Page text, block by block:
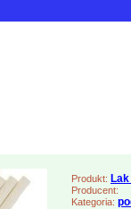
Produkt:
Producent:
Kategoria: